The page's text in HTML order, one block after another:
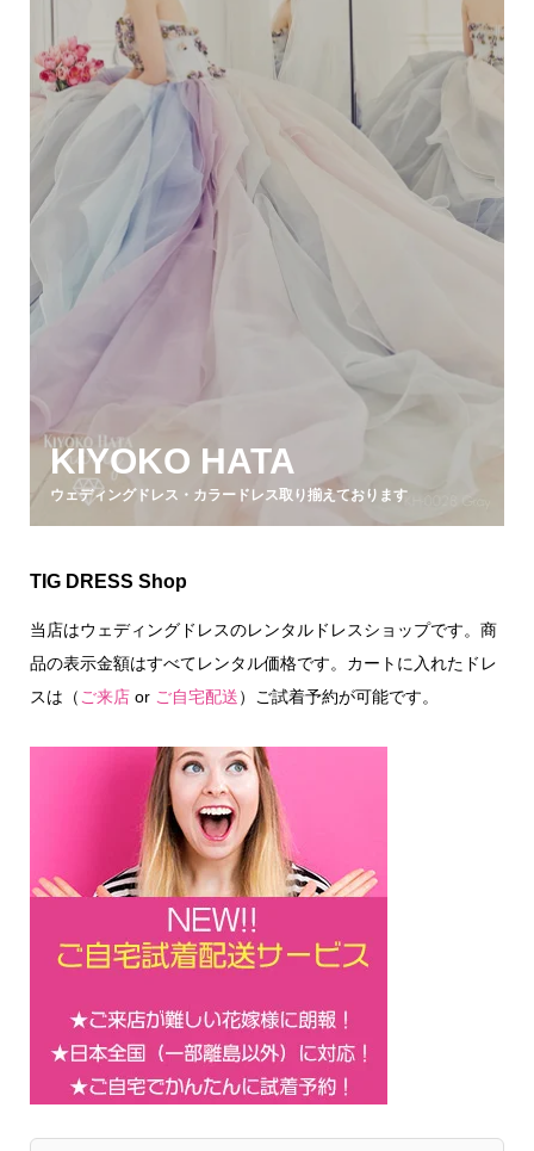
KIYOKO HATA
ウェディングドレス・カラードレス取り揃えております
TIG DRESS Shop
当店はウェディングドレスのレンタルドレスショップです。商
品の表示金額はすべてレンタル価格です。カートに入れたドレ
スは（ご来店or ご自宅配送）ご試着予約が可能です。